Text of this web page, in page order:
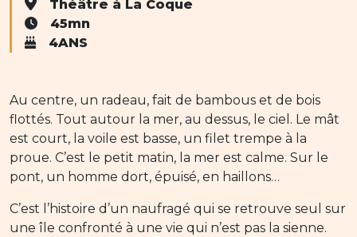
Théâtre à La Coque
45mn
4ANS
Au centre, un radeau, fait de bambous et de bois
flottés. Tout autour la mer, au dessus, le ciel. Le mât
est court, la voile est basse, un filet trempe à la
proue. C’est le petit matin, la mer est calme. Sur le
pont, un homme dort, épuisé, en haillons…
C’est l’histoire d’un naufragé qui se retrouve seul sur
une île confronté à une vie qui n’est pas la sienne.